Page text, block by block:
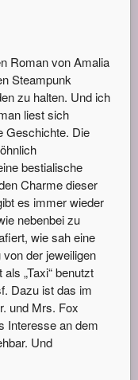
Roman von Amalia
Steampunk
zu halten. Und ich
liest sich
Geschichte. Die
bestialische
Charme dieser
es immer wieder
nebenbei zu
wie sah eine
der jeweiligen
„Taxi“ benutzt
Dazu ist das im
und Mrs. Fox
Interesse an dem
Und